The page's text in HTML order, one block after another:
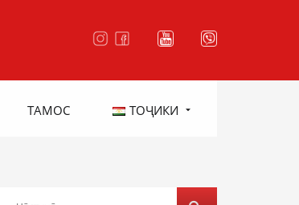
ТАМОС ТОҶИКИ